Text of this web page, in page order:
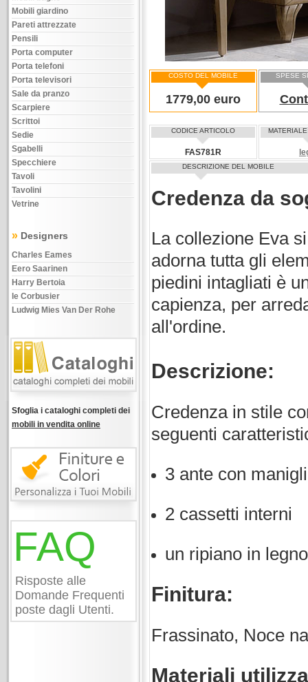
Mobili giardino
Pareti attrezzate
Pensili
Porta computer
Porta telefoni
Porta televisori
Sale da pranzo
Scarpiere
Scrittoi
Sedie
Sgabelli
Specchiere
Tavoli
Tavolini
Vetrine
» Designers
Charles Eames
Eero Saarinen
Harry Bertoia
le Corbusier
Ludwig Mies Van Der Rohe
Sfoglia i cataloghi completi dei
mobili in vendita online
FAQ
Risposte alle
Domande Frequenti
poste dagli Utenti.
COSTO DEL MOBILE
1779,00 euro
SPESE
CODICE ARTICOLO
FAS781R
DESCRIZIONE DEL MOBILE
Credenza da
La collezione Eva
adorna tutta gli
piedini intagliati è
capienza, per
all'ordine.
Descrizione:
Credenza in stile
seguenti
3 ante con
2 cassetti interni
un ripiano in
Finitura:
Frassinato, Noce
Materiali